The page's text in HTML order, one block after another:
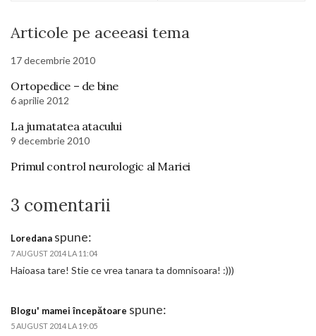
Articole pe aceeasi tema
17 decembrie 2010
Ortopedice – de bine
6 aprilie 2012
La jumatatea atacului
9 decembrie 2010
Primul control neurologic al Mariei
3 comentarii
Loredana spune:
7 AUGUST 2014 LA 11:04
Haioasa tare! Stie ce vrea tanara ta domnisoara! :)))
Blogu' mamei începătoare spune:
5 AUGUST 2014 LA 19:05